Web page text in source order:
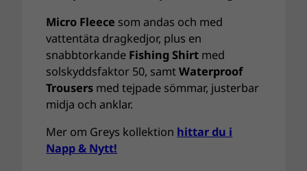
Micro Fleece som andas och med
vattentäta dragkedjor, plus en
snabbtorkande Fishing Shirt med
solskyddsfaktor 50, samtWaterproof
Trousers med tejpade sömmar, justerbar
midja och anklar.
Mer om Greys kollektion hittar du i
Napp & Nytt!